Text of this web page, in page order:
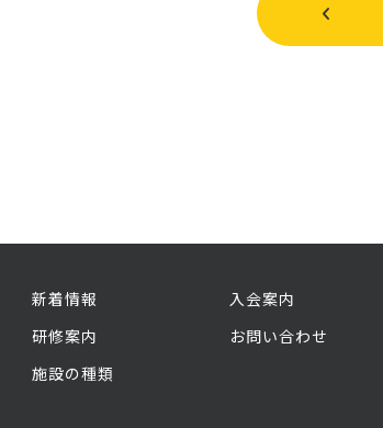
新着情報
研修案内
施設の種類
入会案内
お問い合わせ